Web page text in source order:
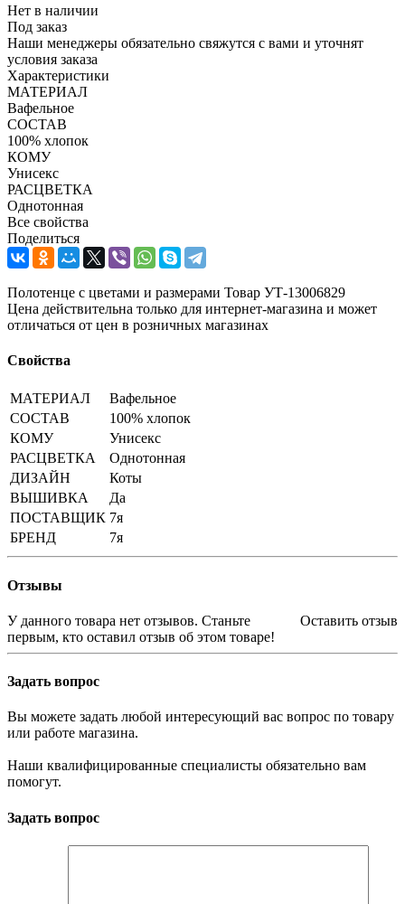
Нет в наличии
Под заказ
Наши менеджеры обязательно свяжутся с вами и уточнят
условия заказа
Характеристики
МАТЕРИАЛ
Вафельное
СОСТАВ
100% хлопок
КОМУ
Унисекс
РАСЦВЕТКА
Однотонная
Все свойства
Поделиться
Полотенце с цветами и размерами Товар УТ-13006829
Цена действительна только для интернет-магазина и может
отличаться от цен в розничных магазинах
Свойства
МАТЕРИАЛ
Вафельное
СОСТАВ
100% хлопок
КОМУ
Унисекс
РАСЦВЕТКА
Однотонная
ДИЗАЙН
Коты
ВЫШИВКА
Да
ПОСТАВЩИК 7я
БРЕНД
7я
Отзывы
Оставить отзыв
У данного товара нет отзывов. Станьте
первым, кто оставил отзыв об этом товаре!
Задать вопрос
Вы можете задать любой интересующий вас вопрос по товару
или работе магазина.
Наши квалифицированные специалисты обязательно вам
помогут.
Задать вопрос